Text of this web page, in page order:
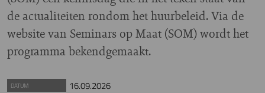
de actualiteiten rondom het huurbeleid. Via de
website van Seminars op Maat (SOM) wordt het
programma bekendgemaakt.
DATUM 16.09.2026